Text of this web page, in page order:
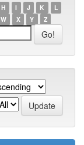
H I J K
L
W X Y Z